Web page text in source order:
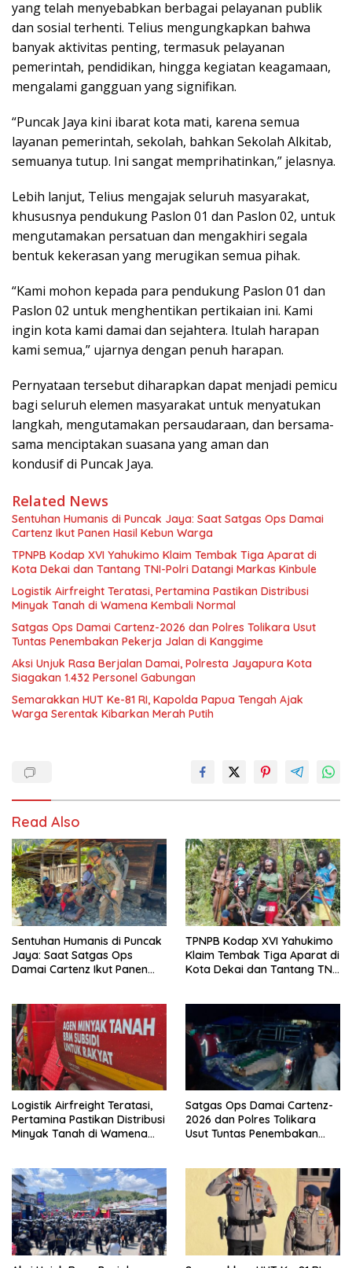
yang telah menyebabkan berbagai pelayanan publik
dan sosial terhenti. Telius mengungkapkan bahwa
banyak aktivitas penting, termasuk pelayanan
pemerintah, pendidikan, hingga kegiatan keagamaan,
mengalami gangguan yang signifikan.
“Puncak Jaya kini ibarat kota mati, karena semua
layanan pemerintah, sekolah, bahkan Sekolah Alkitab,
semuanya tutup. Ini sangat memprihatinkan,” jelasnya.
Lebih lanjut, Telius mengajak seluruh masyarakat,
khususnya pendukung Paslon 01 dan Paslon 02, untuk
mengutamakan persatuan dan mengakhiri segala
bentuk kekerasan yang merugikan semua pihak.
“Kami mohon kepada para pendukung Paslon 01 dan
Paslon 02 untuk menghentikan pertikaian ini. Kami
ingin kota kami damai dan sejahtera. Itulah harapan
kami semua,” ujarnya dengan penuh harapan.
Pernyataan tersebut diharapkan dapat menjadi pemicu
bagi seluruh elemen masyarakat untuk menyatukan
langkah, mengutamakan persaudaraan, dan bersama-
sama menciptakan suasana yang aman dan
kondusif di Puncak Jaya.
Related News
Sentuhan Humanis di Puncak Jaya: Saat Satgas Ops Damai
Cartenz Ikut Panen Hasil Kebun Warga
TPNPB Kodap XVI Yahukimo Klaim Tembak Tiga Aparat di
Kota Dekai dan Tantang TNI-Polri Datangi Markas Kinbule
Logistik Airfreight Teratasi, Pertamina Pastikan Distribusi
Minyak Tanah di Wamena Kembali Normal
Satgas Ops Damai Cartenz-2026 dan Polres Tolikara Usut
Tuntas Penembakan Pekerja Jalan di Kanggime
Aksi Unjuk Rasa Berjalan Damai, Polresta Jayapura Kota
Siagakan 1.432 Personel Gabungan
Semarakkan HUT Ke-81 RI, Kapolda Papua Tengah Ajak
Warga Serentak Kibarkan Merah Putih
Read Also
Sentuhan Humanis di Puncak
Jaya: Saat Satgas Ops
Damai Cartenz Ikut Panen
TPNPB Kodap XVI Yahukimo
Klaim Tembak Tiga Aparat di
Kota Dekai dan Tantang TNI-
Logistik Airfreight Teratasi,
Pertamina Pastikan Distribusi
Minyak Tanah di Wamena
Satgas Ops Damai Cartenz-
2026 dan Polres Tolikara
Usut Tuntas Penembakan